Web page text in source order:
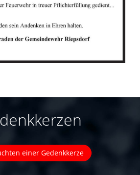
einer Gedenkkerze